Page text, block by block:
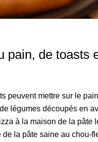
pain, de toasts
peuvent mettre sur le
légumes découpés en
à la maison de la pâte
la pâte saine au chou-